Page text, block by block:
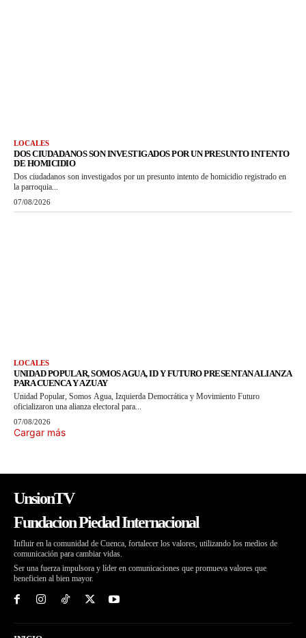
LOCALES
DOS CIUDADANOS SON INVESTIGADOS POR UN PRESUNTO INTENTO
DE HOMICIDIO
Dos ciudadanos son investigados por un presunto intento de homicidio registrado en
la parroquia...
07/08/2026
LOCALES
UNIDAD POPULAR, SOMOS AGUA, ID Y FUTURO PRESENTAN ALIANZA
PARA CUENCA Y AZUAY
Unidad Popular, Somos Agua, Izquierda Democrática y Movimiento Futuro
oficializaron una alianza electoral para...
07/08/2026
Cargar más
UnsionTV
Fundacion Piedad Internacional
Influir en la comunidad de Cuenca, fortalecer los valores, utilizando los medios de
comunicación para cambiar vidas.
Ser una fuerza impulsora y líder en comunicaciones que promueva valores que
beneficien al bien mayor.